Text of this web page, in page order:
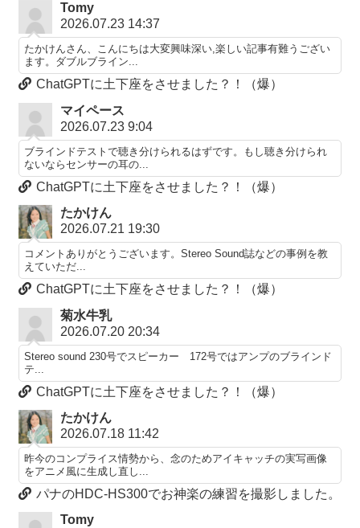
Tomy
2026.07.23 14:37
たかけんさん、こんにちは大変興味深い,楽しい記事有難うござい
ます。ダブルブライン...
ChatGPTに土下座をさせました？！（爆）
マイペース
2026.07.23 9:04
ブラインドテストで聴き分けられるはずです。もし聴き分けられ
ないならセンサーの耳の...
ChatGPTに土下座をさせました？！（爆）
たかけん
2026.07.21 19:30
コメントありがとうございます。Stereo Sound誌などの事例を教
えていただ...
ChatGPTに土下座をさせました？！（爆）
菊水牛乳
2026.07.20 20:34
Stereo sound 230号でスピーカー 172号ではアンプのブラインド
テ...
ChatGPTに土下座をさせました？！（爆）
たかけん
2026.07.18 11:42
昨今のコンプライス情勢から、念のためアイキャッチの実写画像
をアニメ風に生成し直し...
パナのHDC-HS300でお神楽の練習を撮影しました。
Tomy